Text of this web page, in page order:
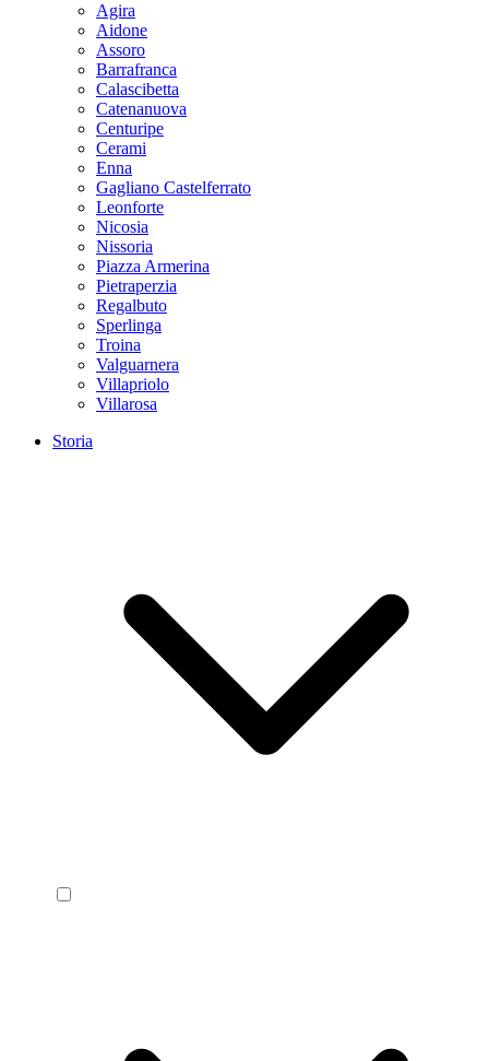
Agira
Aidone
Assoro
Barrafranca
Calascibetta
Catenanuova
Centuripe
Cerami
Enna
Gagliano Castelferrato
Leonforte
Nicosia
Nissoria
Piazza Armerina
Pietraperzia
Regalbuto
Sperlinga
Troina
Valguarnera
Villapriolo
Villarosa
Storia